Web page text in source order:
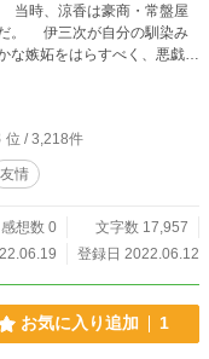
み
な嫉妬をはらすべく、悪戯を
簪を作るよう涼香が伊三
会った二人は話が全くか
が廓を睨む行為が伊三次
に惹かれ始める。 伊三次
簪作りへ魂を込める。 常
燃え盛る一方。 責任を感
位 / 3,218件
友情
感想数 0
文字数 17,957
登録日 2022.06.12
お気に入り追加 1